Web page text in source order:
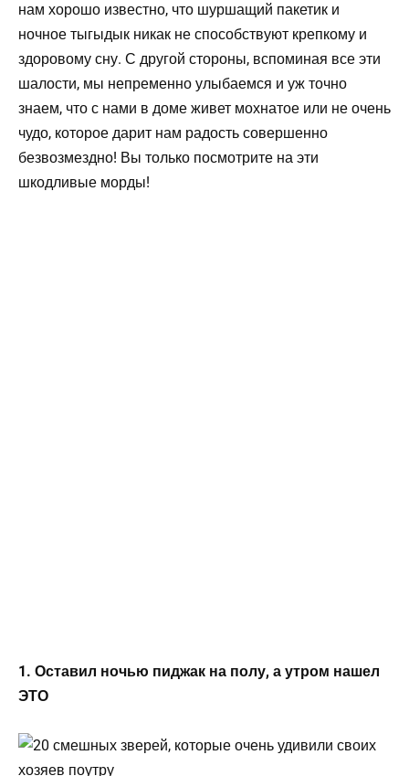
нам хорошо известно, что шуршащий пакетик и
ночное тыгыдык никак не способствуют крепкому и
здоровому сну. С другой стороны, вспоминая все эти
шалости, мы непременно улыбаемся и уж точно
знаем, что с нами в доме живет мохнатое или не очень
чудо, которое дарит нам радость совершенно
безвозмездно! Вы только посмотрите на эти
шкодливые морды!
1. Оставил ночью пиджак на полу, а утром нашел
ЭТО